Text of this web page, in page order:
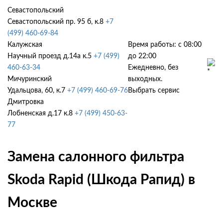
Севастопольский
Севастопольский пр. 95 б, к.8 +7
(499) 460-69-84
Калужская
Научный проезд д.14а к.5 +7 (499)
460-63-34
Мичуринский
Удальцова, 60, к.7 +7 (499) 460-69-76
Дмитровка
Лобненская д.17 к.8 +7 (499) 450-63-
77
Время работы: с 08:00
до 22:00
Ежедневно, без
выходных.
Выбрать сервис
Замена салонного фильтра
Skoda Rapid (Шкода Рапид) в
Москве